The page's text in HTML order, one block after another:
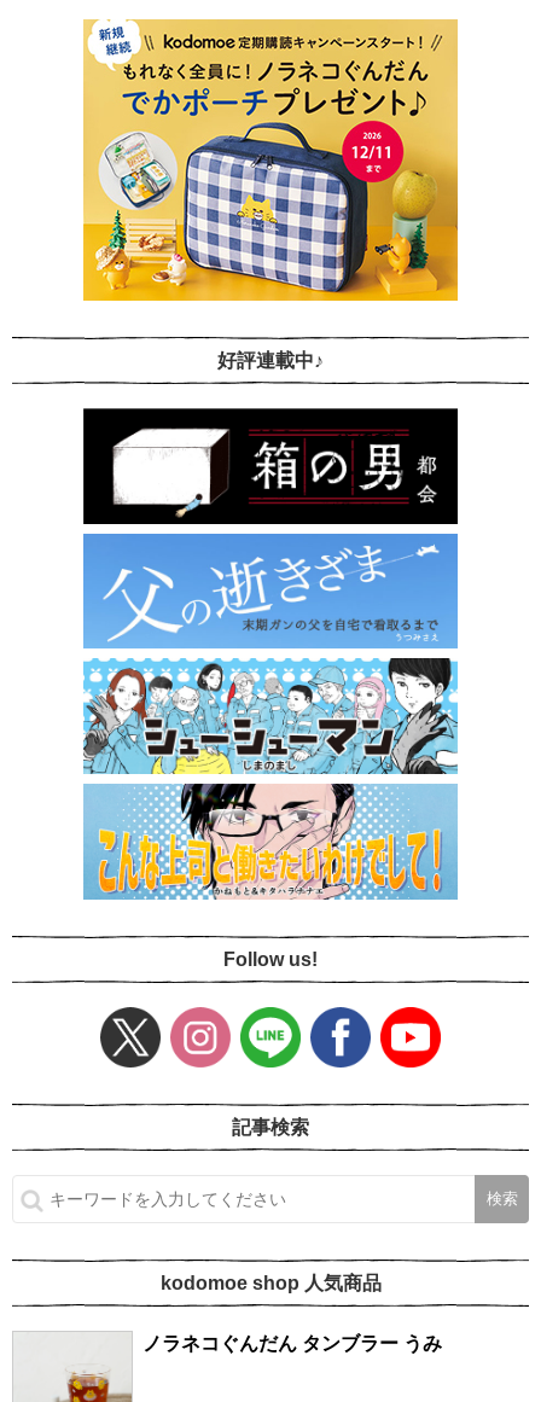
好評連載中♪
Follow us!
記事検索
kodomoe shop 人気商品
ノラネコぐんだん タンブラー うみ